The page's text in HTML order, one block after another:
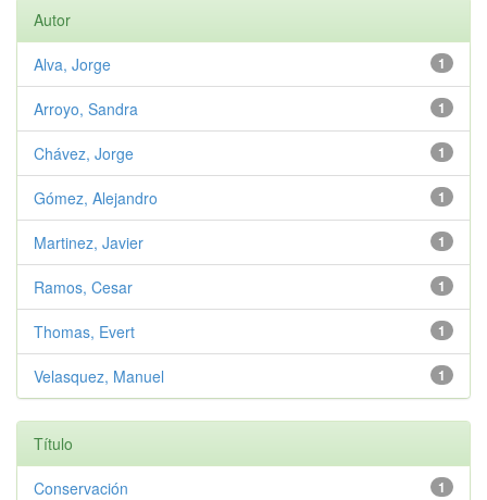
Autor
1
Alva, Jorge
1
Arroyo, Sandra
1
Chávez, Jorge
1
Gómez, Alejandro
1
Martinez, Javier
1
Ramos, Cesar
1
Thomas, Evert
1
Velasquez, Manuel
Título
1
Conservación